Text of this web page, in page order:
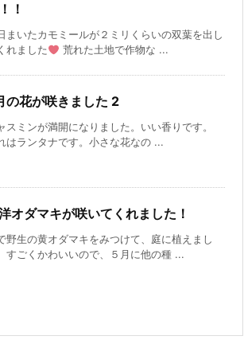
！
まいたカモミールが２ミリくらいの双葉を出し
れました
荒れた土地で作物な ...
の花が咲きました 2
スミンが満開になりました。いい香りです。
はランタナです。小さな花なの ...
オダマキが咲いてくれました！
野生の黄オダマキをみつけて、庭に植えまし
すごくかわいいので、５月に他の種 ...